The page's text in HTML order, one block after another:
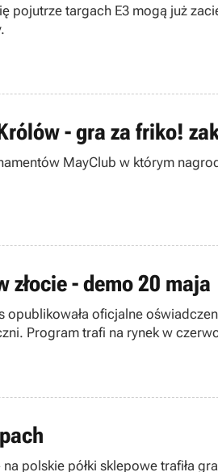
pojutrze targach E3 mogą już
- gra za friko!
MayClub w którym
złocie - demo 20 maja
opublikowała oficjalne
Program trafi na rynek w
polskie półki sklepowe trafiła